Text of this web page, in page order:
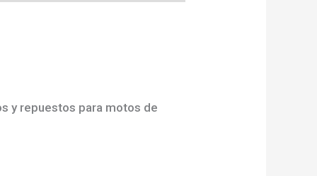
y repuestos para motos de